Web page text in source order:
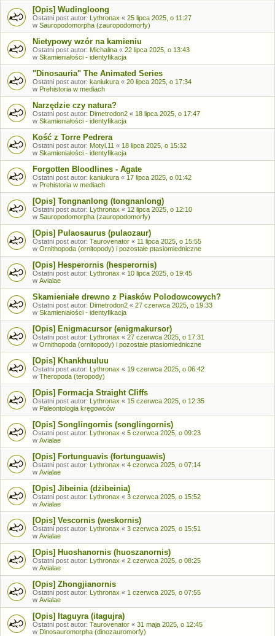
[Opis] Wudingloong
Ostatni post autor: Lythronax « 25 lipca 2025, o 11:27
w Sauropodomorpha (zauropodomorfy)
Nietypowy wzór na kamieniu
Ostatni post autor: Michalina « 22 lipca 2025, o 13:43
w Skamieniałości - identyfikacja
"Dinosauria" The Animated Series
Ostatni post autor: kaniukura « 20 lipca 2025, o 17:34
w Prehistoria w mediach
Narzędzie czy natura?
Ostatni post autor: Dimetrodon2 « 18 lipca 2025, o 17:47
w Skamieniałości - identyfikacja
Kość z Torre Pedrera
Ostatni post autor: Motyl.11 « 18 lipca 2025, o 15:32
w Skamieniałości - identyfikacja
Forgotten Bloodlines - Agate
Ostatni post autor: kaniukura « 17 lipca 2025, o 01:42
w Prehistoria w mediach
[Opis] Tongnanlong (tongnanlong)
Ostatni post autor: Lythronax « 12 lipca 2025, o 12:10
w Sauropodomorpha (zauropodomorfy)
[Opis] Pulaosaurus (pulaozaur)
Ostatni post autor: Taurovenator « 11 lipca 2025, o 15:55
w Ornithopoda (ornitopody) i pozostałe ptasiomiedniczne
[Opis] Hesperornis (hesperornis)
Ostatni post autor: Lythronax « 10 lipca 2025, o 19:45
w Avialae
Skamieniałe drewno z Piasków Polodowcowych?
Ostatni post autor: Dimetrodon2 « 27 czerwca 2025, o 19:33
w Skamieniałości - identyfikacja
[Opis] Enigmacursor (enigmakursor)
Ostatni post autor: Lythronax « 27 czerwca 2025, o 17:31
w Ornithopoda (ornitopody) i pozostałe ptasiomiedniczne
[Opis] Khankhuuluu
Ostatni post autor: Lythronax « 19 czerwca 2025, o 06:42
w Theropoda (teropody)
[Opis] Formacja Straight Cliffs
Ostatni post autor: Lythronax « 15 czerwca 2025, o 12:35
w Paleontologia kręgowców
[Opis] Songlingornis (songlingornis)
Ostatni post autor: Lythronax « 5 czerwca 2025, o 09:23
w Avialae
[Opis] Fortunguavis (fortunguawis)
Ostatni post autor: Lythronax « 4 czerwca 2025, o 07:14
w Avialae
[Opis] Jibeinia (dżibeinia)
Ostatni post autor: Lythronax « 3 czerwca 2025, o 15:52
w Avialae
[Opis] Vescornis (weskornis)
Ostatni post autor: Lythronax « 3 czerwca 2025, o 15:51
w Avialae
[Opis] Huoshanornis (huoszanornis)
Ostatni post autor: Lythronax « 2 czerwca 2025, o 08:25
w Avialae
[Opis] Zhongjianornis
Ostatni post autor: Lythronax « 1 czerwca 2025, o 07:55
w Avialae
[Opis] Itaguyra (itagujra)
Ostatni post autor: Taurovenator « 31 maja 2025, o 12:45
w Dinosauromorpha (dinozauromorfy)